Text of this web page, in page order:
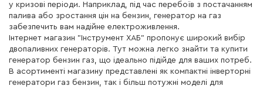
у кризові періоди. Наприклад, під час перебоїв з постачанням
палива або зростання цін на бензин, генератор на газ
забезпечить вам надійне електроживлення.
Інтернет магазин "Інструмент ХАБ" пропонує широкий вибір
двопаливних генераторів. Тут можна легко знайти та купити
генератор бензин газ, що ідеально підійде для ваших потреб.
В асортименті магазину представлені як компактні інверторні
генератори газ бензин, так і більш потужні моделі для